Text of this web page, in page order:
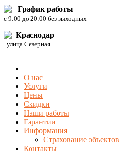
График работы
c 9:00 до 20:00 без выходных
Краснодар
улица Северная
О нас
Услуги
Цены
Скидки
Наши работы
Гарантии
Информация
Страхование объектов
Контакты